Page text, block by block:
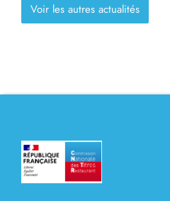
Voir les autres actualités